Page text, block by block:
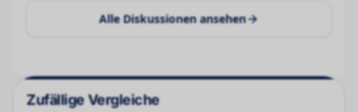
Alle Diskussionen ansehen
Zufällige Vergleiche